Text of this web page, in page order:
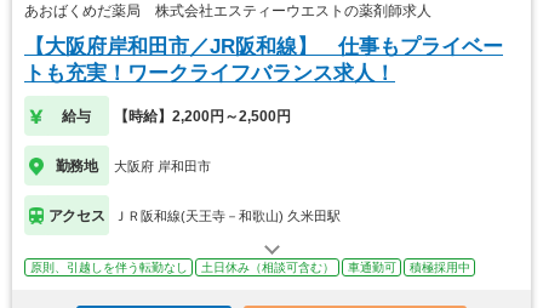
あおばくめだ薬局 株式会社エスティーウエストの薬剤師求人
【大阪府岸和田市／JR阪和線】 仕事もプライベー
トも充実！ワークライフバランス求人！
給与 【時給】2,200円～2,500円
勤務地 大阪府 岸和田市
アクセス ＪＲ阪和線(天王寺－和歌山) 久米田駅
原則、引越しを伴う転勤なし 土日休み（相談可含む） 車通勤可 積極採用中